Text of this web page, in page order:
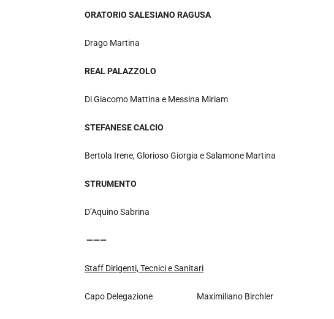
ORATORIO SALESIANO RAGUSA
Drago Martina
REAL PALAZZOLO
Di Giacomo Mattina e Messina Miriam
STEFANESE CALCIO
Bertola Irene, Glorioso Giorgia e Salamone Martina
STRUMENTO
D’Aquino Sabrina
———
Staff Dirigenti, Tecnici e Sanitari
Capo Delegazione Maximiliano Birchler